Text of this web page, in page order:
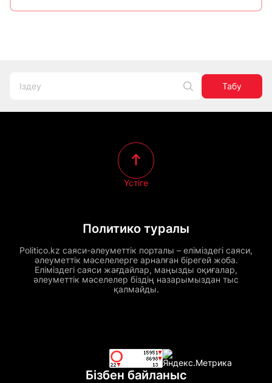
Табу
Политико туралы
Politico.kz саяси-әлеуметтік порталы – еліміздегі саяси,
әлеуметтік мәселелерге арналған бірегей жоба.
Еліміздегі саяси жағдайлар, маңызды оқиғалар,
әлеуметтік мәселелер біздің назарымыздан тыс
қалмайды.
Үстіге
Бізбен байланыс